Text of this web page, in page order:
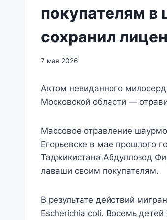
покупателям
сохранил
7 мая 2026
Актом невиданного
Московской области —
Массовое отравление
Егорьевске в мае прошлого
Таджикистана Абдуллозод
лаваши своим покупателям.
В результате действий
Escherichia coli. Восемь